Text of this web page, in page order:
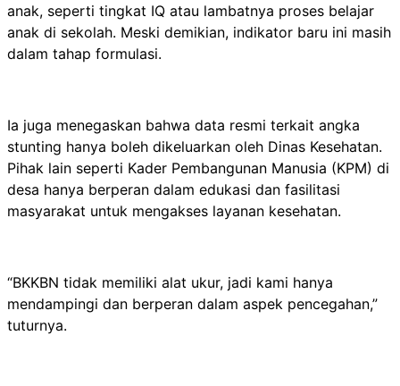
anak, seperti tingkat IQ atau lambatnya proses belajar
anak di sekolah. Meski demikian, indikator baru ini masih
dalam tahap formulasi.
Ia juga menegaskan bahwa data resmi terkait angka
stunting hanya boleh dikeluarkan oleh Dinas Kesehatan.
Pihak lain seperti Kader Pembangunan Manusia (KPM) di
desa hanya berperan dalam edukasi dan fasilitasi
masyarakat untuk mengakses layanan kesehatan.
“BKKBN tidak memiliki alat ukur, jadi kami hanya
mendampingi dan berperan dalam aspek pencegahan,”
tuturnya.